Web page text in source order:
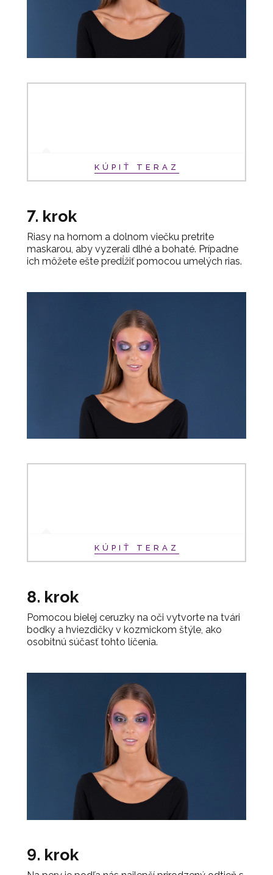
KÚPIŤ TERAZ
7. krok
Riasy na hornom a dolnom viečku pretrite
maskarou, aby vyzerali dlhé a bohaté. Prípadne
ich môžete ešte predĺžiť pomocou umelých rias.
KÚPIŤ TERAZ
8. krok
Pomocou bielej ceruzky na oči vytvorte na tvári
bodky a hviezdičky v kozmickom štýle, ako
osobitnú súčasť tohto líčenia.
9. krok